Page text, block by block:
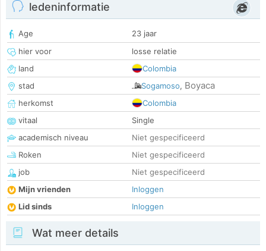
ledeninformatie
Age
23 jaar
hier voor
losse relatie
land
Colombia
stad
Sogamoso, Boyaca
herkomst
Colombia
vitaal
Single
academisch niveau
Niet gespecificeerd
Roken
Niet gespecificeerd
job
Niet gespecificeerd
Mijn vrienden
Inloggen
Lid sinds
Inloggen
Wat meer details